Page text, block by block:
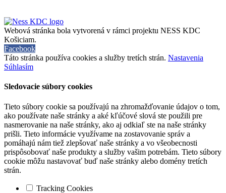
Webová stránka bola vytvorená v rámci projektu NESS KDC
Košiciam.
Facebook
Táto stránka používa cookies a služby tretích strán. Nastavenia
Súhlasím
Sledovacie súbory cookies
Tieto súbory cookie sa používajú na zhromažďovanie údajov o tom,
ako používate naše stránky a aké kľúčové slová ste použili pre
nasmerovanie na naše stránky, ako aj odkiaľ ste na naše stránky
prišli. Tieto informácie využívame na zostavovanie správ a
pomáhajú nám tiež zlepšovať naše stránky a vo všeobecnosti
prispôsobovať naše produkty a služby vašim potrebám. Tieto súbory
cookie môžu nastavovať buď naše stránky alebo domény tretích
strán.
Tracking Cookies